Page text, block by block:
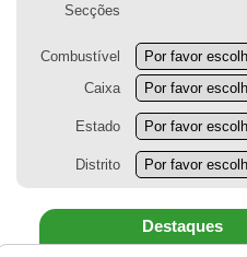
Secções
Combustível
Caixa
Estado
Distrito
Destaques